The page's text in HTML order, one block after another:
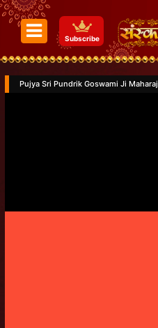
Subscribe
Pujya Sri Pundrik Goswami Ji Maharaj